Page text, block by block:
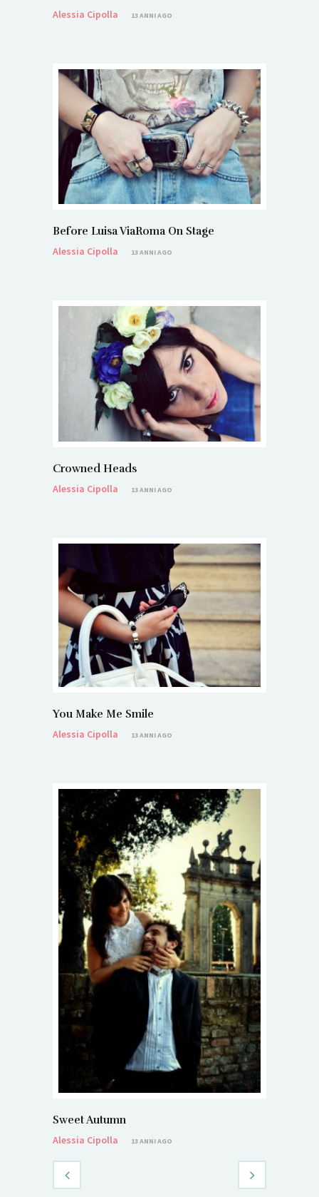
Alessia Cipolla
13 ANNI AGO
Before Luisa ViaRoma On Stage
Alessia Cipolla
13 ANNI AGO
Crowned Heads
Alessia Cipolla
13 ANNI AGO
You Make Me Smile
Alessia Cipolla
13 ANNI AGO
Sweet Autumn
Alessia Cipolla
13 ANNI AGO